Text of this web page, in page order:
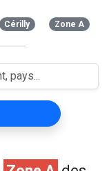
Cérilly Zone A